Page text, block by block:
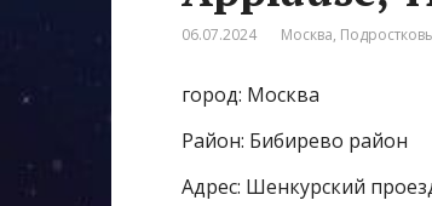
06.07.2024 Москва,
город: Москва
Район: Бибирево район
Адрес: Шенкурский